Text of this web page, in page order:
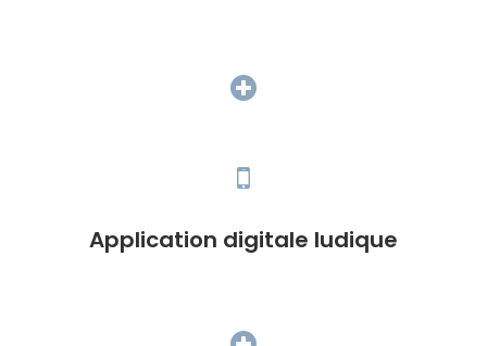
Application digitale ludique